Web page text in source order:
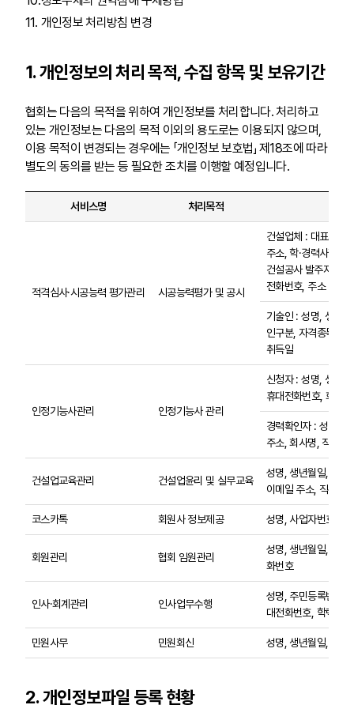
개인정보 처리방침 변경
1. 개인정보의 처리 목적, 수집 항목 및 보유기간
협회는 다음의 목적을 위하여 개인정보를 처리합니다. 처리하고
있는 개인정보는 다음의 목적 이외의 용도로는 이용되지 않으며,
이용 목적이 변경되는 경우에는 「개인정보 보호법」 제18조에 따라
별도의 동의를 받는 등 필요한 조치를 이행할 예정입니다.
서비스명 처리목적
적격심사·시공능력 평가관리 시공능력평가 및 공시
건설업체 : 대표자,
주소, 학·경력사항
건설공사 발주자(개
전화번호, 주소
기술인 : 성명, 생년
인구분, 자격종목 및
취득일
인정기능사관리 인정기능사 관리
신청자 : 성명, 생년
휴대전화번호, 회사
경력확인자 : 성명,
주소, 회사명, 직책
건설업교육관리 건설업윤리 및 실무교육
성명, 생년월일, 전화
이메일 주소, 직위
코스카톡 회원사 정보제공 성명, 사업자번호, 휴
회원관리 협회 임원관리
성명, 생년월일, 주소
화번호
인사·회계관리 인사업무수행
성명, 주민등록번호,
대전화번호, 학력사
민원사무 민원회신 성명, 생년월일, 주소
2. 개인정보파일 등록 현황